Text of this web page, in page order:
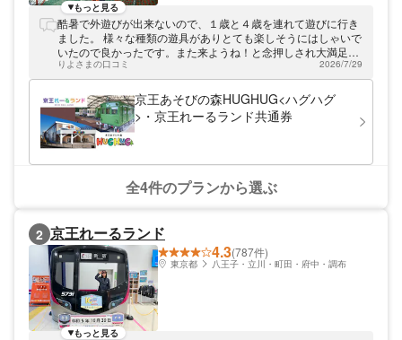
ハグトレイン」、多摩産材を活用した大型遊
具などがあり、広い館内で目いっぱい身体を
動かして遊ぶことができます。2階には小上
がり席やキッズスペースを備えたカフェも併
設しています。
もっと見る
酷暑で外遊びが出来ないので、１歳と４歳を連れて遊びに行き
ました。 様々な種類の遊具がありとても楽しそうにはしゃいで
いたので良かったです。また来ようね！と念押しされ大満足で
した。
りよさまの口コミ 2026/7/29
京王あそびの森HUGHUG<ハグハグ
>・京王れーるランド共通券
全4件のプランから選ぶ
2 京王れーるランド
4.3(787件)
東京都 八王子・立川・町田・府中・調布
もっと見る